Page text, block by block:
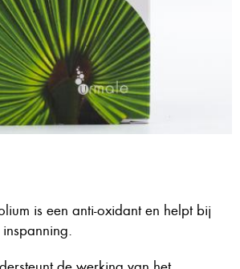
is een anti-oxidant en helpt bij